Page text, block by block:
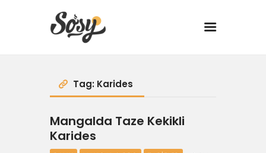
TARİFLER
MANGAL
Tag: Karides
Mangalda Taze Kekikli
Karides